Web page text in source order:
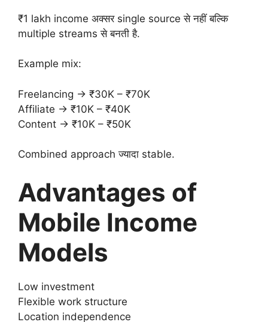
₹1 lakh income अक्सर single source से नहीं बल्कि
multiple streams से बनती है.
Example mix:
Freelancing → ₹30K – ₹70K
Affiliate → ₹10K – ₹40K
Content → ₹10K – ₹50K
Combined approach ज्यादा stable.
Advantages of
Mobile Income
Models
Low investment
Flexible work structure
Location independence